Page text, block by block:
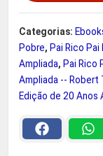
n
a
l
r
c
o
P
a
P
Categorias:
Pobre, Pai Rico
Ampliada, Pai Rico
Ampliada -- Robert
Edição de 20 Anos